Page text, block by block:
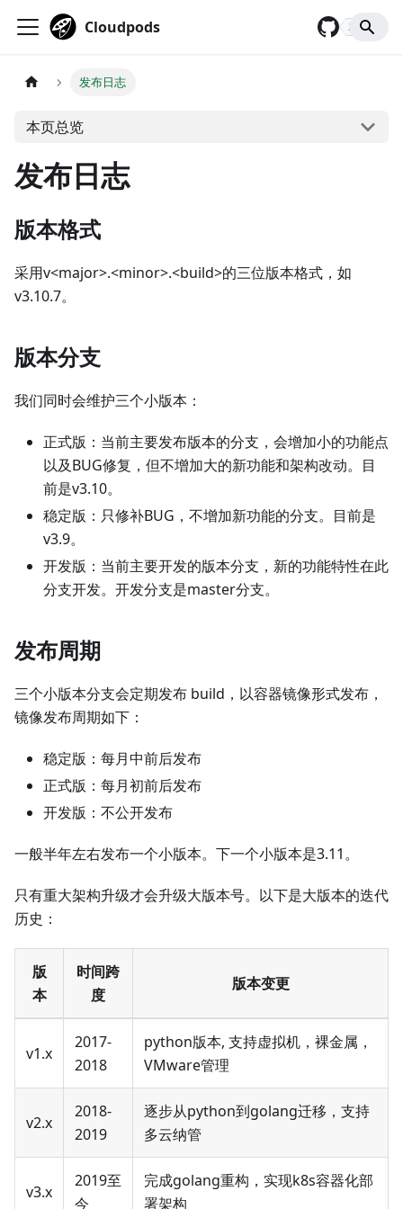
Cloudpods 2,927
发布日志
本页总览
发布日志
版本格式
采用v<major>.<minor>.<build>的三位版本格式，如
v3.10.7。
版本分支
我们同时会维护三个小版本：
正式版：当前主要发布版本的分支，会增加小的功能点
以及BUG修复，但不增加大的新功能和架构改动。目
前是v3.10。
稳定版：只修补BUG，不增加新功能的分支。目前是
v3.9。
开发版：当前主要开发的版本分支，新的功能特性在此
分支开发。开发分支是master分支。
发布周期
三个小版本分支会定期发布 build，以容器镜像形式发布，
镜像发布周期如下：
稳定版：每月中前后发布
正式版：每月初前后发布
开发版：不公开发布
一般半年左右发布一个小版本。下一个小版本是3.11。
只有重大架构升级才会升级大版本号。以下是大版本的迭代
历史：
版
本
时间跨
度
版本变更
v1.x
2017-
2018
python版本, 支持虚拟机，裸金属，
VMware管理
v2.x
2018-
2019
逐步从python到golang迁移，支持
多云纳管
v3.x
2019至
今
完成golang重构，实现k8s容器化部
署架构